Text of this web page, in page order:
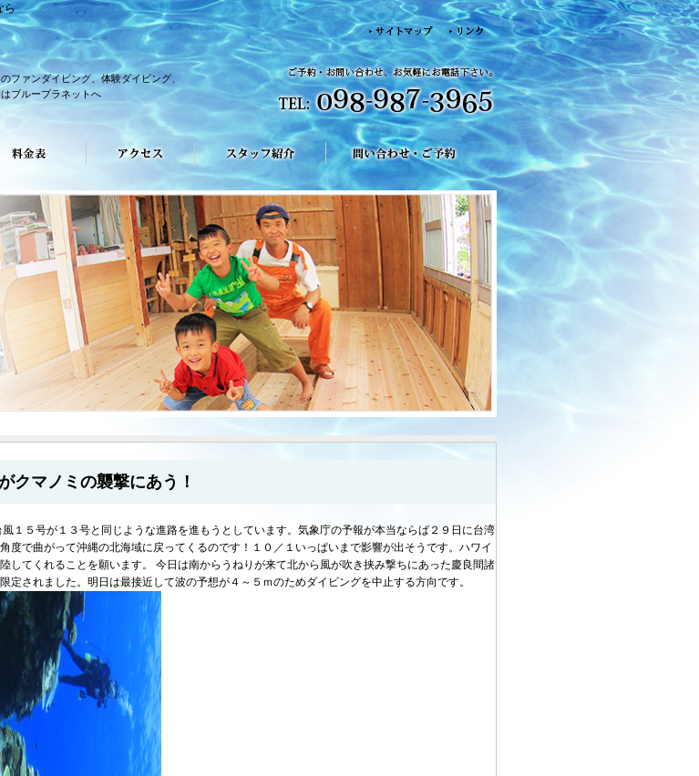
ら
ファンダイビング、体験ダイビング、
ブループラネットへ
クマノミの襲撃にあう！
１５号が１３号と同じような進路を進もうとしています。気象庁の予報が本当ならば２９日に台湾
度で曲がって沖縄の北海域に戻ってくるのです！１０／１いっぱいまで影響が出そうです。ハワイ
してくれることを願います。 今日は南からうねりが来て北から風が吹き挟み撃ちにあった慶良間諸
定されました。明日は最接近して波の予想が４～５ｍのためダイビングを中止する方向です。